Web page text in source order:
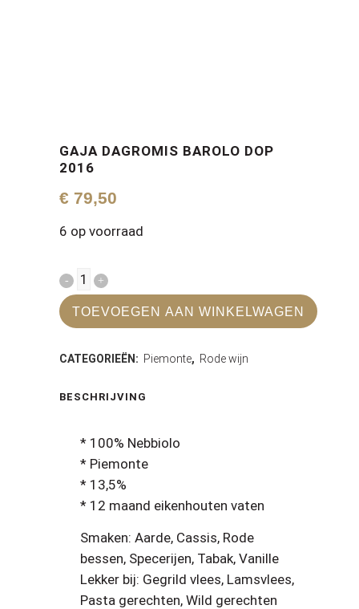
GAJA DAGROMIS BAROLO DOP
2016
€ 79,50
6 op voorraad
Gaja
Dagromis
DOP
2016
TOEVOEGEN AAN WINKELWAGEN
CATEGORIEËN: Piemonte, Rode wijn
BESCHRIJVING
* 100% Nebbiolo
* Piemonte
* 13,5%
* 12 maand eikenhouten vaten
Smaken: Aarde, Cassis, Rode
bessen, Specerijen, Tabak, Vanille
Lekker bij: Gegrild vlees, Lamsvlees,
Pasta gerechten, Wild gerechten